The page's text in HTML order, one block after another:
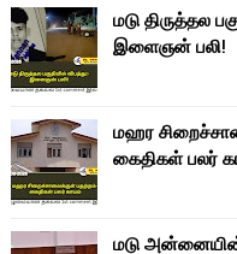
மடு திருத்தல
இளைஞன் பலி!
மஹர
கைதிகள் பலர்
மடு அன்னையின்